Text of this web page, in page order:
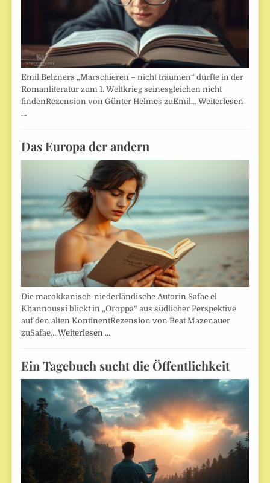
Emil Belzners „Marschieren – nicht träumen“ dürfte in der
Romanliteratur zum 1. Weltkrieg seinesgleichen nicht
findenRezension von Günter Helmes zuEmil…Weiterlesen
…
Das Europa der andern
Die marokkanisch-niederländische Autorin Safae el
Khannoussi blickt in „Oroppa“ aus südlicher Perspektive
auf den alten KontinentRezension von Beat Mazenauer
zuSafae…Weiterlesen …
Ein Tagebuch sucht die Öffentlichkeit